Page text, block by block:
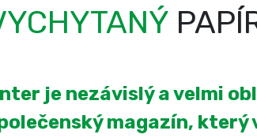
je nezávislý a velmi
magazín, který